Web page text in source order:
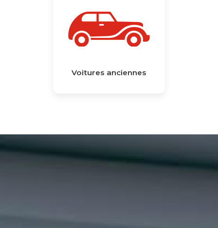
Voitures anciennes